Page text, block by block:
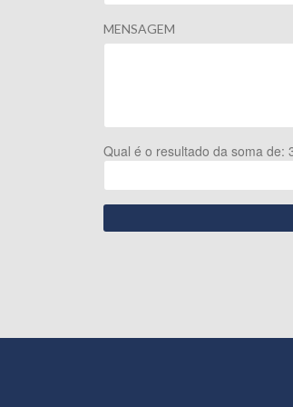
MENSAGEM
Qual é o resultado da soma de: